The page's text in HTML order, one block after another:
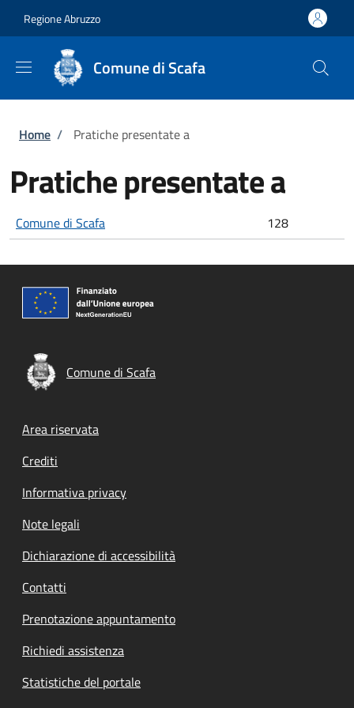
Regione Abruzzo
Comune di Scafa
Briciole di pane
Home / Pratiche presentate a
Pratiche presentate a
Comune di Scafa 128
Comune di Scafa
Footer menu
Area riservata
Crediti
Informativa privacy
Note legali
Dichiarazione di accessibilità
Contatti
Prenotazione appuntamento
Richiedi assistenza
Statistiche del portale